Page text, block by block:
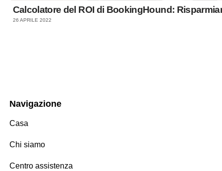
Calcolatore del ROI di BookingHound:
26 APRILE 2022
Navigazione
Casa
Chi siamo
Centro assistenza